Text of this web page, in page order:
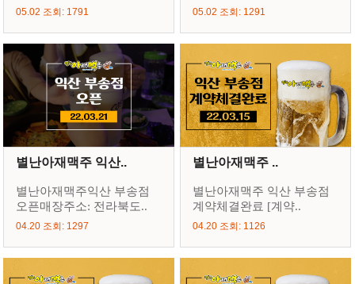
05.02 조회: 1791 05.02 조회: 1291
별난아재맥주 익산..
별난아재맥주익산 부송점
오픈매장주소: 전라북도..
04.20 조회: 1297
별난아재맥주 ..
별난아재맥주 익산 부송점
계약체결완료 [계약..
04.20 조회: 1126